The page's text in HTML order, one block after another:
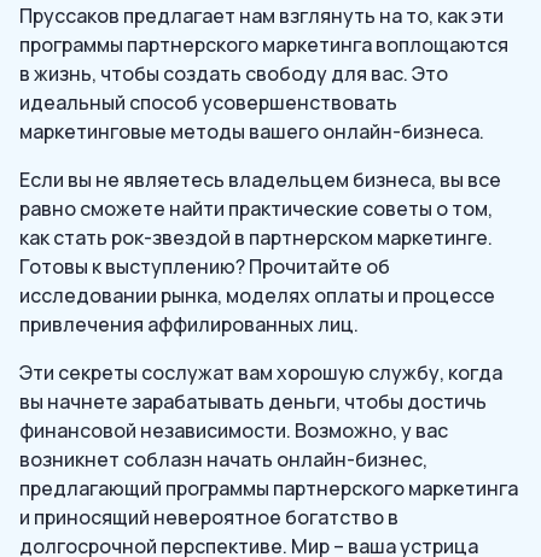
Пруссаков предлагает нам взглянуть на то, как эти
программы партнерского маркетинга воплощаются
в жизнь, чтобы создать свободу для вас. Это
идеальный способ усовершенствовать
маркетинговые методы вашего онлайн-бизнеса.
Если вы не являетесь владельцем бизнеса, вы все
равно сможете найти практические советы о том,
как стать рок-звездой в партнерском маркетинге.
Готовы к выступлению? Прочитайте об
исследовании рынка, моделях оплаты и процессе
привлечения аффилированных лиц.
Эти секреты сослужат вам хорошую службу, когда
вы начнете зарабатывать деньги, чтобы достичь
финансовой независимости. Возможно, у вас
возникнет соблазн начать онлайн-бизнес,
предлагающий программы партнерского маркетинга
и приносящий невероятное богатство в
долгосрочной перспективе. Мир – ваша устрица